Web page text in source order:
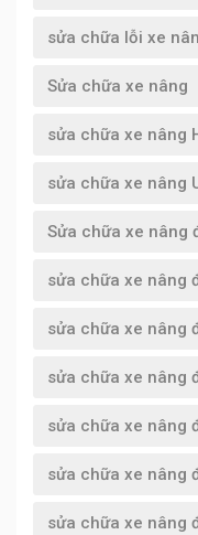
sửa chữa lỗi xe
Sửa chữa xe nâng
sửa chữa xe nâng
sửa chữa xe nâng
Sửa chữa xe nâng
sửa chữa xe nâng
sửa chữa xe nâng
sửa chữa xe nâng
sửa chữa xe nâng
sửa chữa xe nâng
sửa chữa xe nâng